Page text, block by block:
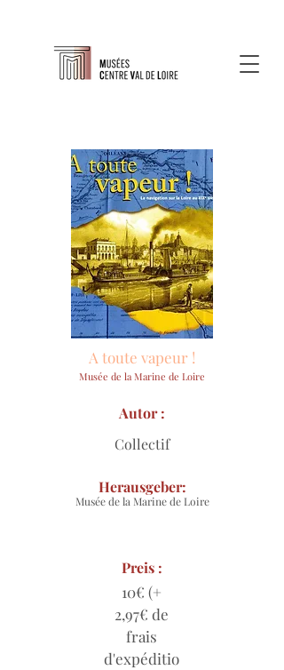
A toute vapeur !
Musée de la Marine de Loire
Collectif
Autor :
Musée de la Marine de Loire
Herausgeber:
Preis :
10€ (+
2,97€ de
frais
d'expéditio